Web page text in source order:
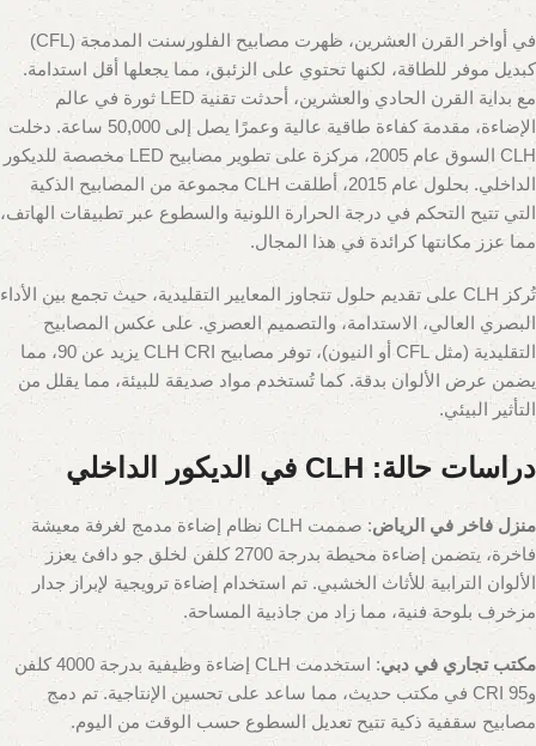
في أواخر القرن العشرين، ظهرت مصابيح الفلورسنت المدمجة (CFL)
كبديل موفر للطاقة، لكنها تحتوي على الزئبق، مما يجعلها أقل استدامة.
مع بداية القرن الحادي والعشرين، أحدثت تقنية LED ثورة في عالم
الإضاءة، مقدمة كفاءة طاقية عالية وعمرًا يصل إلى 50,000 ساعة. دخلت
CLH السوق عام 2005، مركزة على تطوير مصابيح LED مخصصة للديكور
الداخلي. بحلول عام 2015، أطلقت CLH مجموعة من المصابيح الذكية
التي تتيح التحكم في درجة الحرارة اللونية والسطوع عبر تطبيقات الهاتف،
مما عزز مكانتها كرائدة في هذا المجال.
تُركز CLH على تقديم حلول تتجاوز المعايير التقليدية، حيث تجمع بين الأداء
البصري العالي، الاستدامة، والتصميم العصري. على عكس المصابيح
التقليدية (مثل CFL أو النيون)، توفر مصابيح CLH CRI يزيد عن 90، مما
يضمن عرض الألوان بدقة. كما تُستخدم مواد صديقة للبيئة، مما يقلل من
التأثير البيئي.
دراسات حالة: CLH في الديكور الداخلي
منزل فاخر في الرياض
: صممت CLH نظام إضاءة مدمج لغرفة معيشة
فاخرة، يتضمن إضاءة محيطة بدرجة 2700 كلفن لخلق جو دافئ يعزز
الألوان الترابية للأثاث الخشبي. تم استخدام إضاءة ترويجية لإبراز جدار
مزخرف بلوحة فنية، مما زاد من جاذبية المساحة.
مكتب تجاري في دبي
: استخدمت CLH إضاءة وظيفية بدرجة 4000 كلفن
وCRI 95 في مكتب حديث، مما ساعد على تحسين الإنتاجية. تم دمج
مصابيح سقفية ذكية تتيح تعديل السطوع حسب الوقت من اليوم.